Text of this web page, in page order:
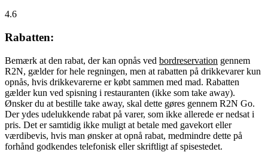
4.6
Rabatten:
Bemærk at den rabat, der kan opnås ved bordreservation gennem
R2N, gælder for hele regningen, men at rabatten på drikkevarer kun
opnås, hvis drikkevarerne er købt sammen med mad. Rabatten
gælder kun ved spisning i restauranten (ikke som take away).
Ønsker du at bestille take away, skal dette gøres gennem R2N Go.
Der ydes udelukkende rabat på varer, som ikke allerede er nedsat i
pris. Det er samtidig ikke muligt at betale med gavekort eller
værdibevis, hvis man ønsker at opnå rabat, medmindre dette på
forhånd godkendes telefonisk eller skriftligt af spisestedet.